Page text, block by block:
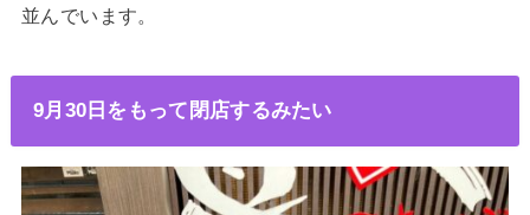
並んでいます。
9月30日をもって閉店するみたい